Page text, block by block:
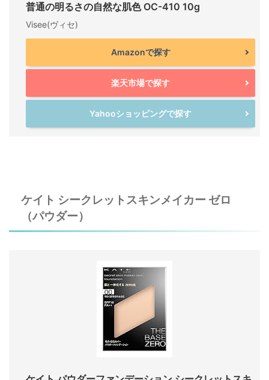
普通の明るさの自然な肌色 OC-410 10g
Visee(ヴィセ)
Amazonで探す
楽天市場で探す
Yahooショッピングで探す
ケイト シークレットスキンメイカー ゼロ
（パウダー）